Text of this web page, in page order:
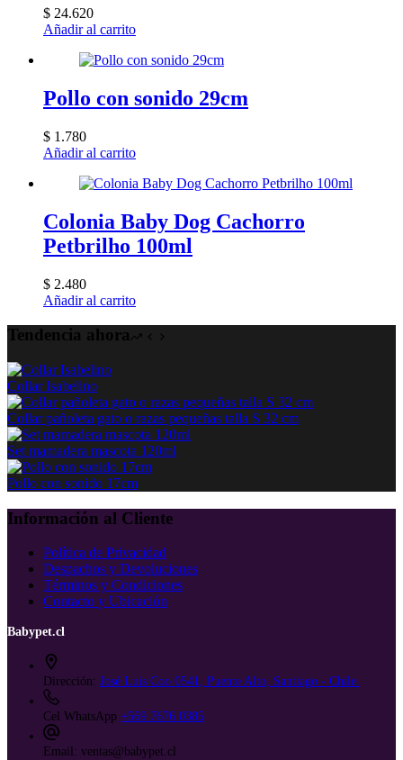
$ 24.620
Añadir al carrito
Pollo con sonido 29cm
$ 1.780
Añadir al carrito
Colonia Baby Dog Cachorro
Petbrilho 100ml
$ 2.480
Añadir al carrito
Tendencia ahora
Collar Isabelino
Collar pañoleta gato o razas pequeñas talla S 32 cm
Set mamadera mascota 120ml
Pollo con sonido 17cm
Información al Cliente
Política de Privacidad
Despachos y Devoluciones
Términos y Condiciones
Contacto y Ubicación
Babypet.cl
Dirección: José Luis Coo 0541, Puente Alto, Santiago - Chile.
Cel WhatsApp +569 7676 0385
Email: ventas@babypet.cl